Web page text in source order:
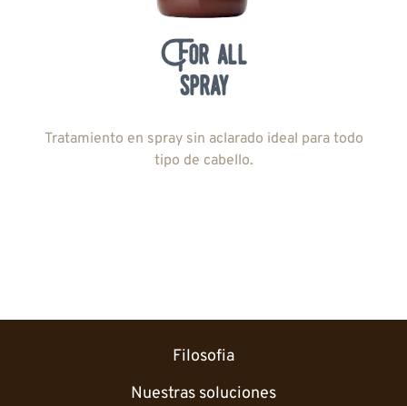
For all
spray
Tratamiento en spray sin aclarado ideal para todo
tipo de cabello.
Filosofia
Nuestras soluciones